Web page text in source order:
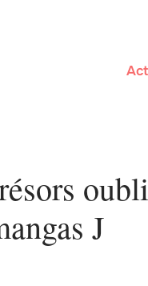
J